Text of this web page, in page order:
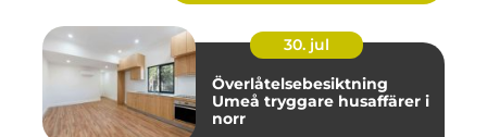
30. jul
Överlåtelsebesiktning
Umeå tryggare husaffärer i
norr